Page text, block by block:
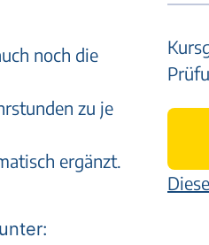
noch die
zu je
ergänzt.